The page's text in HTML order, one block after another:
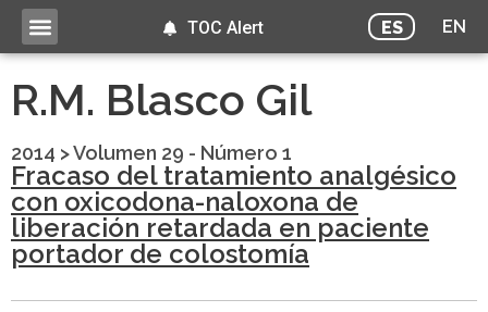
ES EN
TOC Alert
R.M. Blasco Gil
2014 >Volumen 29 - Número 1
Fracaso del tratamiento analgésico
con oxicodona-naloxona de
liberación retardada en paciente
portador de colostomía